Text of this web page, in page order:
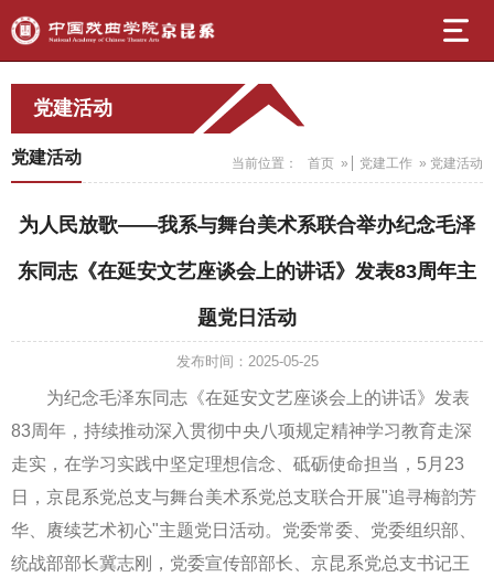
党建活动
当前位置： 首页 » 党建工作 » 党建活动
党建活动
为人民放歌——我系与舞台美术系联合举办纪念毛泽
东同志《在延安文艺座谈会上的讲话》发表83周年主
题党日活动
发布时间：2025-05-25
为纪念毛泽东同志《在延安文艺座谈会上的讲话》发表
83周年，持续推动深入贯彻中央八项规定精神学习教育走深
走实，在学习实践中坚定理想信念、砥砺使命担当，5月23
日，京昆系党总支与舞台美术系党总支联合开展"追寻梅韵芳
华、赓续艺术初心"主题党日活动。党委常委、党委组织部、
统战部部长冀志刚，党委宣传部部长、京昆系党总支书记王